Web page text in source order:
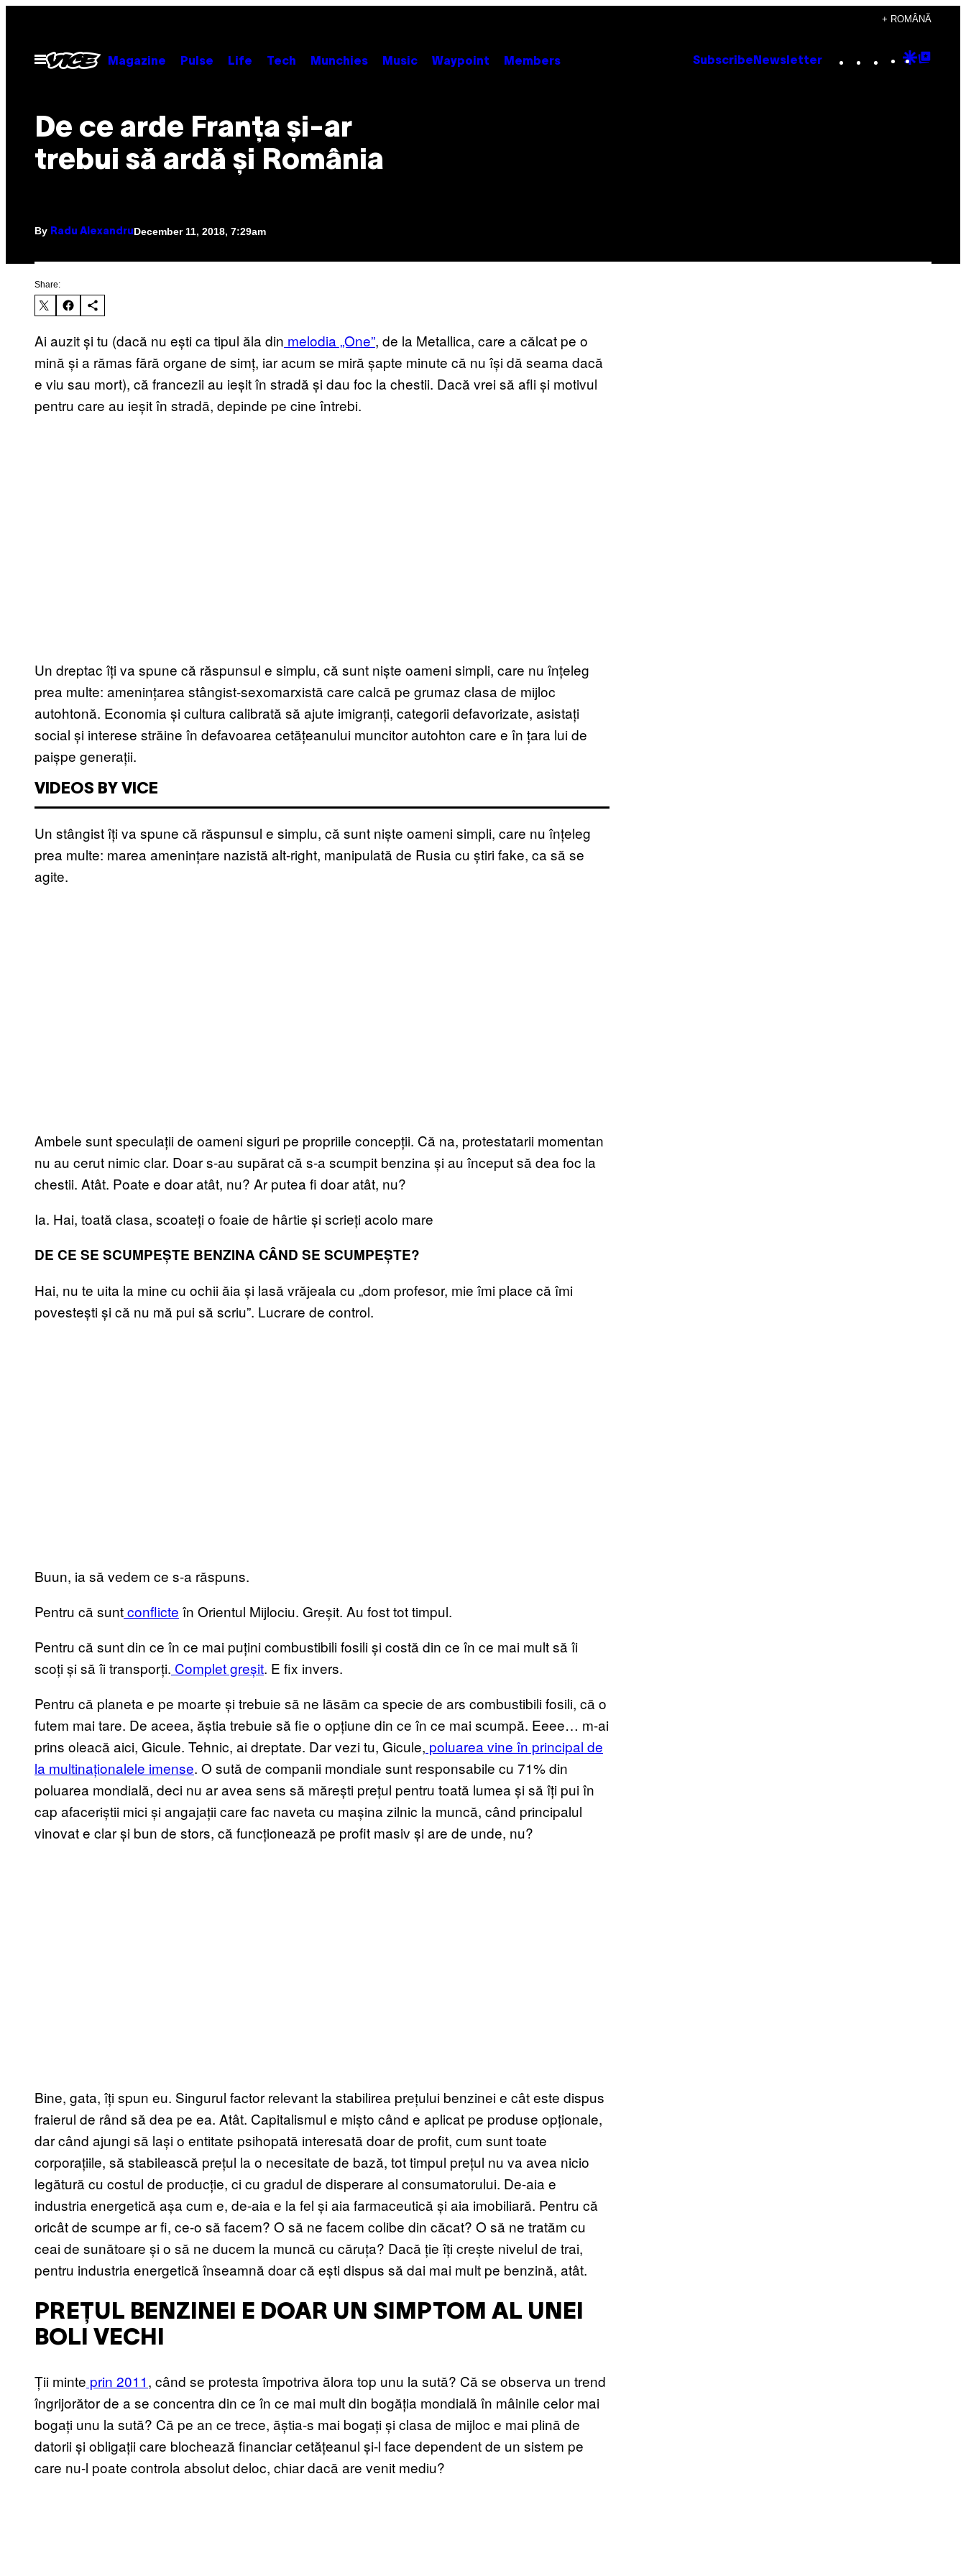
content
+ ROMÂNĂ
Open
Menu
Magazine Pulse Life Tech Munchies Music Waypoint Members Subscribe Newsletter Instagram
TikTok
YouTube
Google
De ce arde Franța și-ar
trebui să ardă și România
By Radu Alexandru December 11, 2018, 7:29am
Share:
Ai auzit și tu (dacă nu ești ca tipul ăla din melodia „One”, de la Metallica, care a călcat pe o
mină și a rămas fără organe de simț, iar acum se miră șapte minute că nu își dă seama dacă
e viu sau mort), că francezii au ieșit în stradă și dau foc la chestii. Dacă vrei să afli și motivul
pentru care au ieșit în stradă, depinde pe cine întrebi.
Un dreptac îți va spune că răspunsul e simplu, că sunt niște oameni simpli, care nu înțeleg
prea multe: amenințarea stângist-sexomarxistă care calcă pe grumaz clasa de mijloc
autohtonă. Economia și cultura calibrată să ajute imigranți, categorii defavorizate, asistați
social și interese străine în defavoarea cetățeanului muncitor autohton care e în țara lui de
paișpe generații.
VIDEOS BY VICE
Un stângist îți va spune că răspunsul e simplu, că sunt niște oameni simpli, care nu înțeleg
prea multe: marea amenințare nazistă alt-right, manipulată de Rusia cu știri fake, ca să se
agite.
Ambele sunt speculații de oameni siguri pe propriile concepții. Că na, protestatarii momentan
nu au cerut nimic clar. Doar s-au supărat că s-a scumpit benzina și au început să dea foc la
chestii. Atât. Poate e doar atât, nu? Ar putea fi doar atât, nu?
Ia. Hai, toată clasa, scoateți o foaie de hârtie și scrieți acolo mare
DE CE SE SCUMPEȘTE BENZINA CÂND SE SCUMPEȘTE?
Hai, nu te uita la mine cu ochii ăia și lasă vrăjeala cu „dom profesor, mie îmi place că îmi
povestești și că nu mă pui să scriu”. Lucrare de control.
Buun, ia să vedem ce s-a răspuns.
Pentru că suntconflicte în Orientul Mijlociu. Greșit. Au fost tot timpul.
Pentru că sunt din ce în ce mai puțini combustibili fosili și costă din ce în ce mai mult să îi
scoți și să îi transporți. Complet greșit. E fix invers.
Pentru că planeta e pe moarte și trebuie să ne lăsăm ca specie de ars combustibili fosili, că o
futem mai tare. De aceea, ăștia trebuie să fie o opțiune din ce în ce mai scumpă. Eeee… m-ai
prins oleacă aici, Gicule. Tehnic, ai dreptate. Dar vezi tu, Gicule, poluarea vine în principal de
la multinaționalele imense. O sută de companii mondiale sunt responsabile cu 71% din
poluarea mondială, deci nu ar avea sens să mărești prețul pentru toată lumea și să îți pui în
cap afaceriștii mici și angajații care fac naveta cu mașina zilnic la muncă, când principalul
vinovat e clar și bun de stors, că funcționează pe profit masiv și are de unde, nu?
Bine, gata, îți spun eu. Singurul factor relevant la stabilirea prețului benzinei e cât este dispus
fraierul de rând să dea pe ea. Atât. Capitalismul e mișto când e aplicat pe produse opționale,
dar când ajungi să lași o entitate psihopată interesată doar de profit, cum sunt toate
corporațiile, să stabilească prețul la o necesitate de bază, tot timpul prețul nu va avea nicio
legătură cu costul de producție, ci cu gradul de disperare al consumatorului. De-aia e
industria energetică așa cum e, de-aia e la fel și aia farmaceutică și aia imobiliară. Pentru că
oricât de scumpe ar fi, ce-o să facem? O să ne facem colibe din căcat? O să ne tratăm cu
ceai de sunătoare și o să ne ducem la muncă cu căruța? Dacă ție îți crește nivelul de trai,
pentru industria energetică înseamnă doar că ești dispus să dai mai mult pe benzină, atât.
PREȚUL BENZINEI E DOAR UN SIMPTOM AL UNEI
BOLI VECHI
Ții minte prin 2011, când se protesta împotriva ălora top unu la sută? Că se observa un trend
îngrijorător de a se concentra din ce în ce mai mult din bogăția mondială în mâinile celor mai
bogați unu la sută? Că pe an ce trece, ăștia-s mai bogați și clasa de mijloc e mai plină de
datorii și obligații care blochează financiar cetățeanul și-l face dependent de un sistem pe
care nu-l poate controla absolut deloc, chiar dacă are venit mediu?